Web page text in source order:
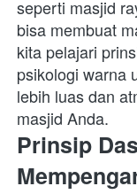
seperti masjid
bisa membuat
kita pelajari
psikologi warna
lebih luas dan
masjid Anda.
Prinsip